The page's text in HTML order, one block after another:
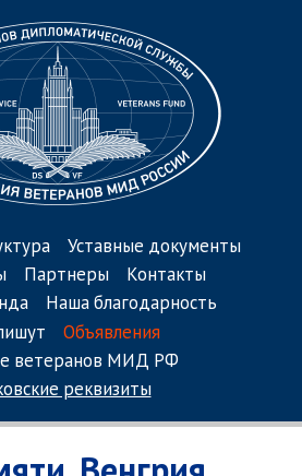
Уставные документы
Партнеры
Контакты
Наша благодарность
Объявления
ветеранов МИД РФ
реквизиты